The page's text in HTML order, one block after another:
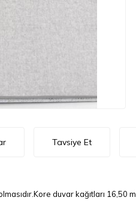
Tavsiye Et
duvar kağıtları 16,50 m